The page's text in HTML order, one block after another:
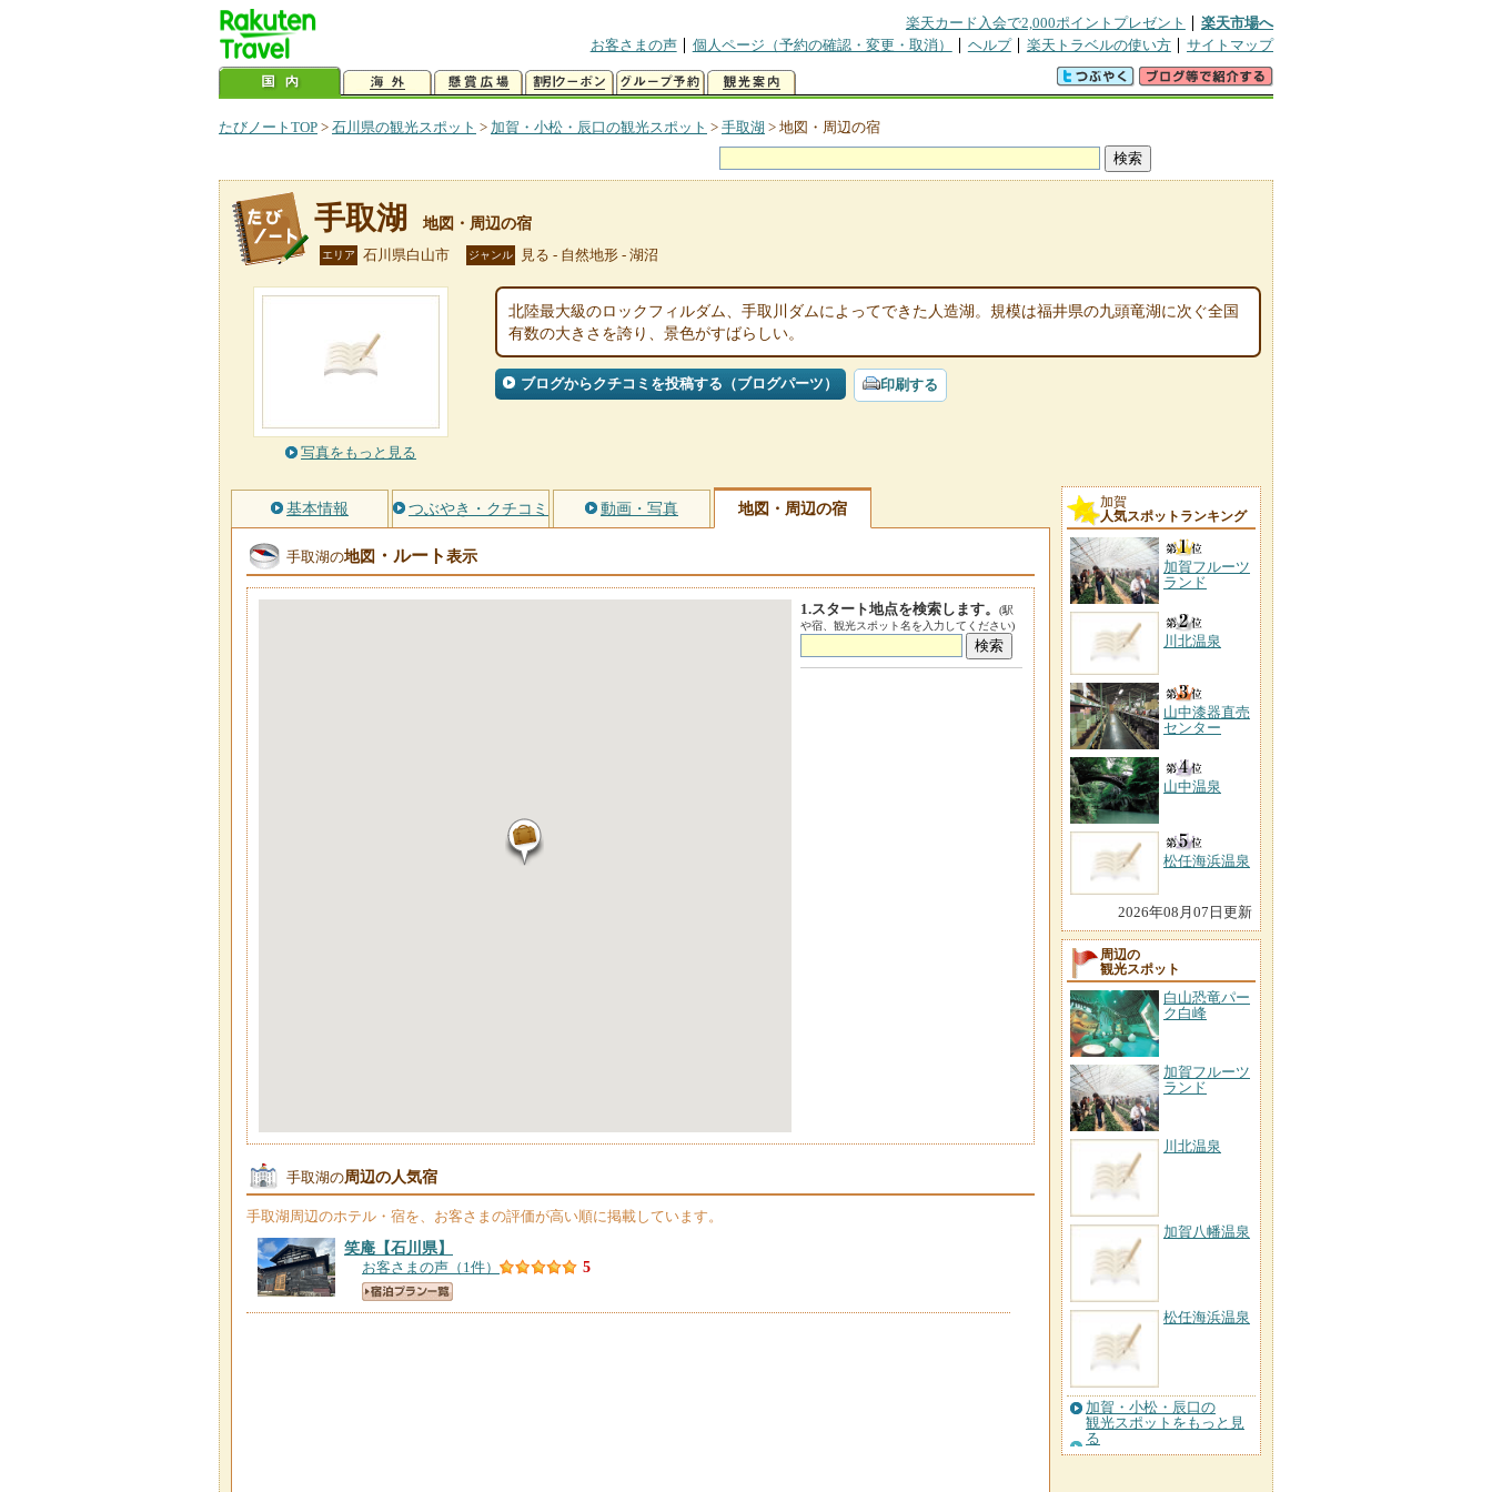
楽天カード入会で2,000ポイントプレゼント
楽天市場へ
お客さまの声
個人ページ（予約の確認・変更・取消） ヘルプ 楽天トラベルの使い方 サイトマップ
たびノートTOP > 石川県の観光スポット > 加賀・小松・辰口の観光スポット > 手取湖 > 地図・周辺の宿
手取湖 地図・周辺の宿
エリア 石川県白山市 ジャンル 見る - 自然地形 - 湖沼
写真をもっと見る
北陸最大級のロックフィルダム、手取川ダムによってできた人造湖。規模は福井県の九頭竜湖に次ぐ全国
有数の大きさを誇り、景色がすばらしい。
ブログからクチコミを投稿する（ブログパーツ） 印刷する
基本情報 つぶやき・クチコミ 動画・写真 地図・周辺の宿
手取湖の地図 ・ルート表示
1.スタート地点を検索します。
(駅
や宿、観光スポット名を入力してください)
手取湖の周辺の人気宿
手取湖周辺のホテル・宿を、お客さまの評価が高い順に掲載しています。
笑庵 【石川県】
お客さまの声（1件） 5
加賀
人気スポットランキング
加賀フルーツ
ランド
川北温泉
山中漆器直売
センター
山中温泉
松任海浜温泉
2026年08月07日更新
周辺の
観光スポット
白山恐竜パー
ク白峰
加賀フルーツ
ランド
川北温泉
加賀八幡温泉
松任海浜温泉
加賀・小松・辰口の
観光スポットをもっと見
る